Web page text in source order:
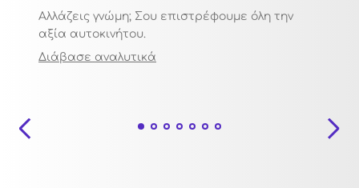
Αλλάζεις γνώμη; Σου επιστρέφουμε όλη την
αξία αυτοκινήτου.
Διάβασε αναλυτικά